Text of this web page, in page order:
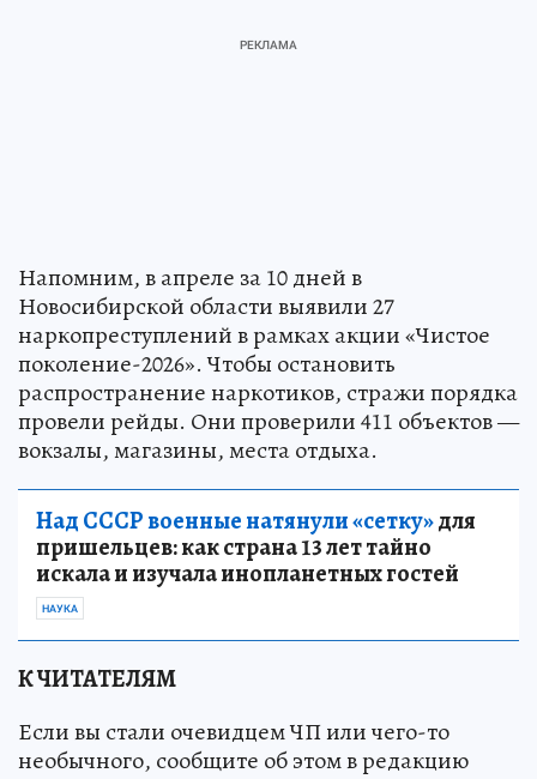
Напомним, в апреле за 10 дней в
Новосибирской области выявили 27
наркопреступлений в рамках акции «Чистое
поколение-2026». Чтобы остановить
распространение наркотиков, стражи порядка
провели рейды. Они проверили 411 объектов —
вокзалы, магазины, места отдыха.
Над СССР военные натянули «сетку»для
пришельцев: как страна 13 лет тайно
искала и изучала инопланетных гостей
НАУКА
К ЧИТАТЕЛЯМ
Если вы стали очевидцем ЧП или чего-то
необычного, сообщите об этом в редакцию